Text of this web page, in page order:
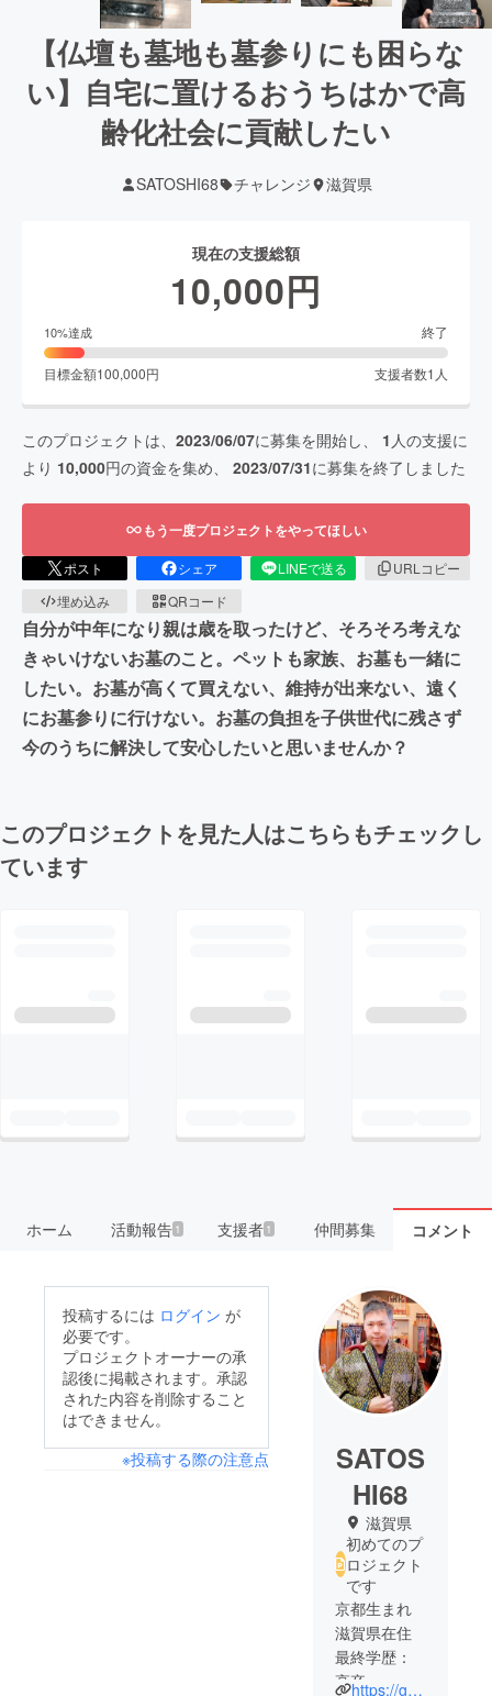
【仏壇も墓地も墓参りにも困らな
い】自宅に置けるおうちはかで高
齢化社会に貢献したい
SATOSHI68 チャレンジ 滋賀県
現在の支援総額
10,000円
10%達成 終了
目標金額100,000円 支援者数1 人
このプロジェクトは、 2023/06/07に募集を開始し、 1 人の支援に
より 10,000円の資金を集め、 2023/07/31に募集を終了しました
もう一度プロジェクトをやってほしい
ポスト シェア LINEで送る
URLコピー
埋め込み
QRコード
自分が中年になり親は歳を取ったけど、そろそろ考えな
きゃいけないお墓のこと。ペットも家族、お墓も一緒に
したい。お墓が高くて買えない、維持が出来ない、遠く
にお墓参りに行けない。お墓の負担を子供世代に残さず
今のうちに解決して安心したいと思いませんか？
このプロジェクトを見た人はこちらもチェックし
ています
ホーム 活動報告1 支援者 1 仲間募集 コメント
投稿するには ログイン が
必要です。
プロジェクトオーナーの承
認後に掲載されます。承認
された内容を削除すること
はできません。
※投稿する際の注意点
SATOS
HI68
滋賀県
初めてのプ
ロジェクト
です
京都生まれ
滋賀県在住
最終学歴：
高卒
https://goldclover.co.jp/